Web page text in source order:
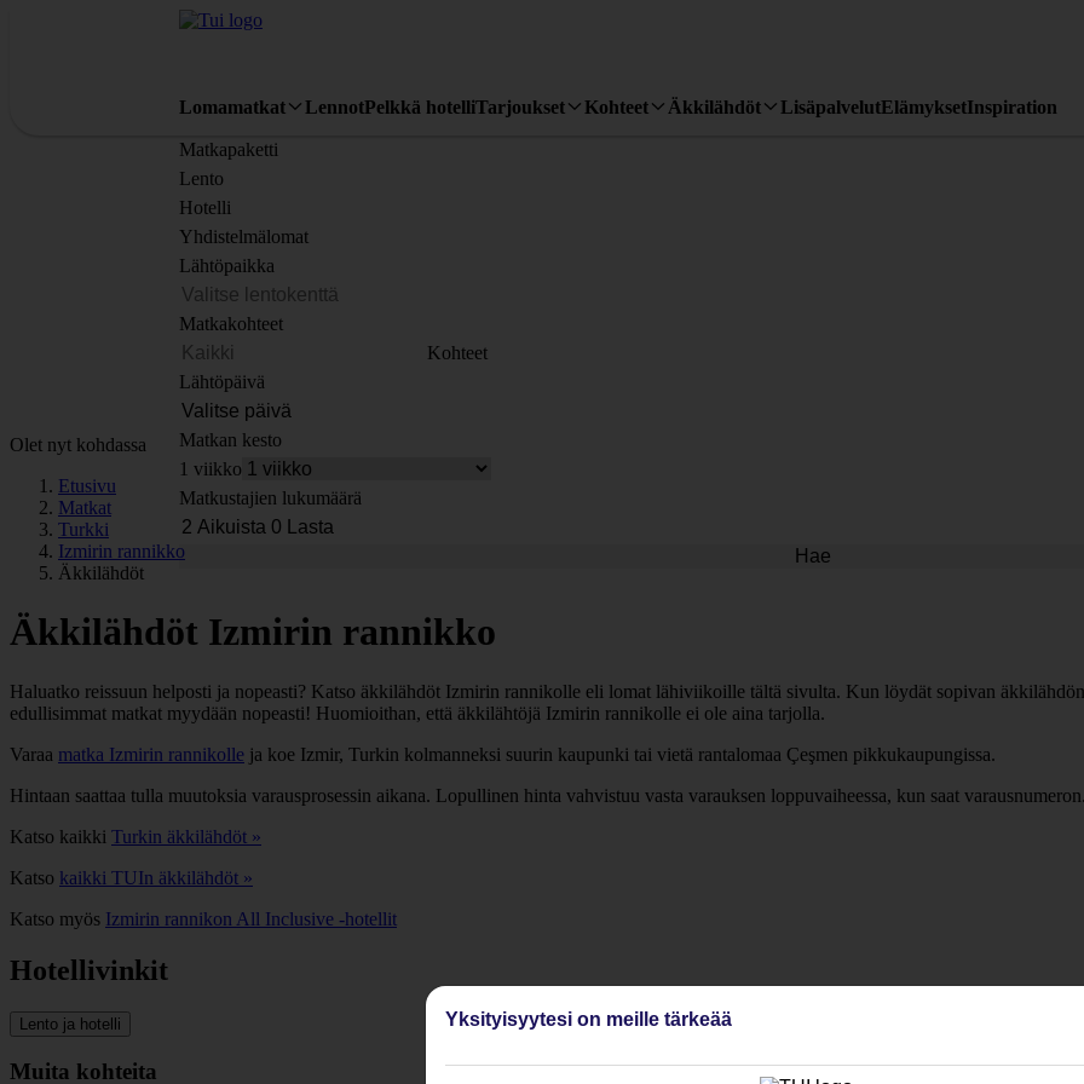
Lomamatkat LennotPelkkä hotelliTarjoukset Kohteet Äkkilähdöt LisäpalvelutElämyksetInspiration
Matkapaketti
Lento
Hotelli
Yhdistelmälomat
Lähtöpaikka
Matkakohteet
Kohteet
Lähtöpäivä
Matkan kesto
1 viikko
Matkustajien lukumäärä
Hae
Olet nyt kohdassa
Etusivu
Matkat
Turkki
Izmirin rannikko
Äkkilähdöt
Äkkilähdöt Izmirin rannikko
Haluatko reissuun helposti ja nopeasti? Katso äkkilähdöt Izmirin rannikolle eli lomat lähiviikoille tältä sivulta. Kun löydät sopivan
edullisimmat matkat myydään nopeasti! Huomioithan, että äkkilähtöjä Izmirin rannikolle ei ole aina tarjolla.
Varaa matka Izmirin rannikolle ja koe Izmir, Turkin kolmanneksi suurin kaupunki tai vietä rantalomaa Çeşmen pikkukaupungissa.
Hintaan saattaa tulla muutoksia varausprosessin aikana. Lopullinen hinta vahvistuu vasta varauksen loppuvaiheessa, kun saat varausnumeron.
Katso kaikki Turkin äkkilähdöt »
Katso kaikki TUIn äkkilähdöt »
Katso myös Izmirin rannikon All Inclusive -hotellit
Hotellivinkit
Lento ja hotelli
Muita kohteita
Yksityisyytesi on meille tärkeää